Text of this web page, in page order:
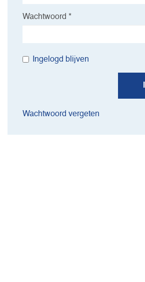
Wachtwoord *
Ingelogd blijven
Wachtwoord vergeten